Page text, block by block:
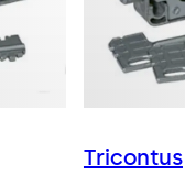
Tricontus